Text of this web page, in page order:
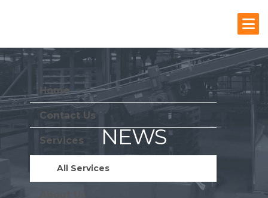
Home
Contact Us
Services
All Services
NEWS
Stay Update With Us